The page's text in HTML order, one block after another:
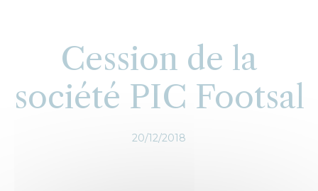
Cession de la
société PIC Footsal
20/12/2018